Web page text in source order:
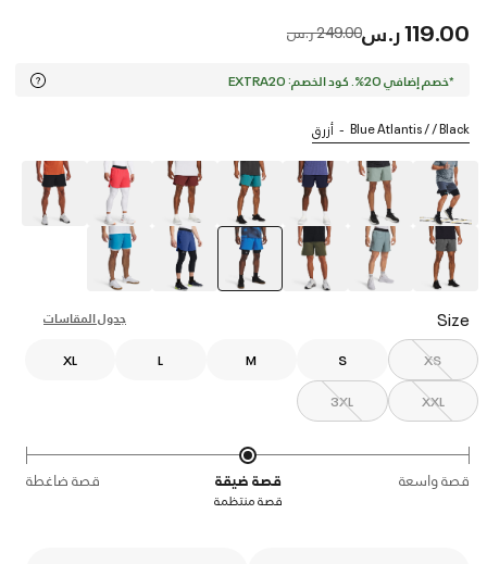
119.00 ر.س Price reduced from
249.00 ر.س to
*خصم إضافي 20%. كود الخصم: EXTRA20
Blue Atlantis / / Black أزرق
Size جدول المقاسات
XS
S
M
L
XL
XXL
3XL
قصة واسعة قصة ضيقة قصة ضاغطة
قصة منتظمة